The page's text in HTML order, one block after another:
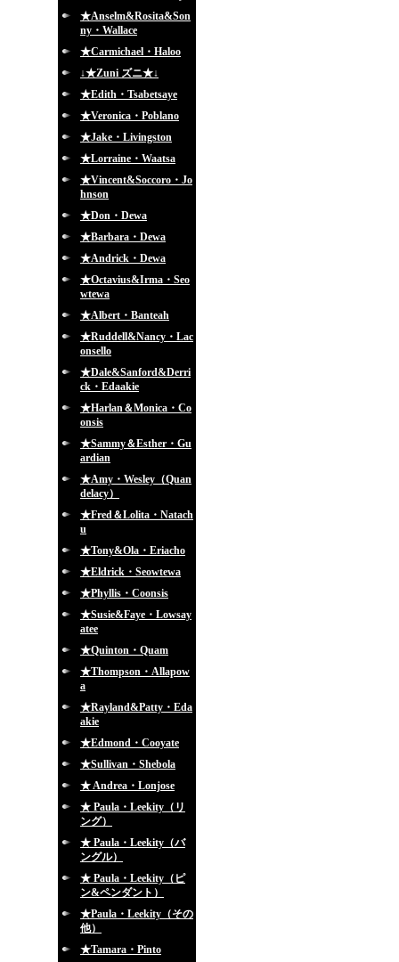
★Anselm&Rosita&Son
ny・Wallace
★Carmichael・Haloo
↓★Zuni ズニ★↓
★Edith・Tsabetsaye
★Veronica・Poblano
★Jake・Livingston
★Lorraine・Waatsa
★Vincent&Soccoro・Jo
hnson
★Don・Dewa
★Barbara・Dewa
★Andrick・Dewa
★Octavius&Irma・Seo
wtewa
★Albert・Banteah
★Ruddell&Nancy・Lac
onsello
★Dale&Sanford&Derri
ck・Edaakie
★Harlan＆Monica・Co
onsis
★Sammy＆Esther・Gu
ardian
★Amy・Wesley（Quan
delacy）
★Fred＆Lolita・Natach
u
★Tony&Ola・Eriacho
★Eldrick・Seowtewa
★Phyllis・Coonsis
★Susie&Faye・Lowsay
atee
★Quinton・Quam
★Thompson・Allapow
a
★Rayland&Patty・Eda
akie
★Edmond・Cooyate
★Sullivan・Shebola
★ Andrea・Lonjose
★ Paula・Leekity（リ
ング）
★ Paula・Leekity（バ
ングル）
★ Paula・Leekity（ピ
ン&ペンダント）
★Paula・Leekity（その
他）
★Tamara・Pinto